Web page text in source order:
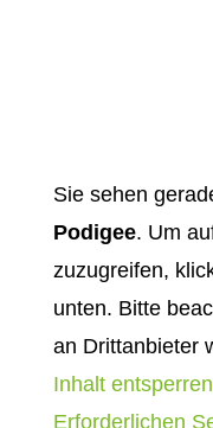
Sie sehen
Podigee. Um
zuzugreifen,
unten. Bitte
an Drittanbieter
Inhalt entsperren
Erforderlichen